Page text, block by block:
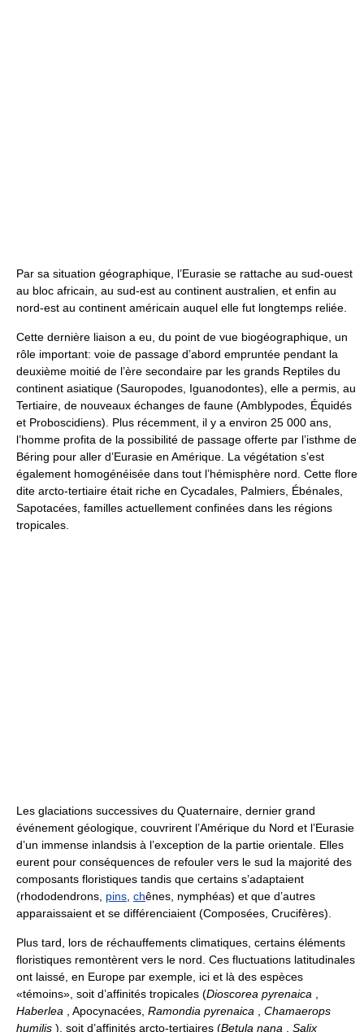
Par sa situation géographique, l’Eurasie se rattache au sud-ouest
au bloc africain, au sud-est au continent australien, et enfin au
nord-est au continent américain auquel elle fut longtemps reliée.
Cette dernière liaison a eu, du point de vue biogéographique, un
rôle important: voie de passage d’abord empruntée pendant la
deuxième moitié de l’ère secondaire par les grands Reptiles du
continent asiatique (Sauropodes, Iguanodontes), elle a permis, au
Tertiaire, de nouveaux échanges de faune (Amblypodes, Équidés
et Proboscidiens). Plus récemment, il y a environ 25 000 ans,
l’homme profita de la possibilité de passage offerte par l’isthme de
Béring pour aller d’Eurasie en Amérique. La végétation s’est
également homogénéisée dans tout l’hémisphère nord. Cette flore
dite arcto-tertiaire était riche en Cycadales, Palmiers, Ébénales,
Sapotacées, familles actuellement confinées dans les régions
tropicales.
Les glaciations successives du Quaternaire, dernier grand
événement géologique, couvrirent l’Amérique du Nord et l’Eurasie
d’un immense inlandsis à l’exception de la partie orientale. Elles
eurent pour conséquences de refouler vers le sud la majorité des
composants floristiques tandis que certains s’adaptaient
(rhododendrons, pins chênes, nymphéas) et que d’autres
apparaissaient et se différenciaient (Composées, Crucifères).
Plus tard, lors de réchauffements climatiques, certains éléments
floristiques remontèrent vers le nord. Ces fluctuations latitudinales
ont laissé, en Europe par exemple, ici et là des espèces
«témoins», soit d’affinités tropicales (Dioscorea pyrenaica
Haberlea , Apocynacées, Ramondia pyrenaica
Chamaerops
humilis ), soit d’affinités arcto-tertiaires (Betula nana Salix